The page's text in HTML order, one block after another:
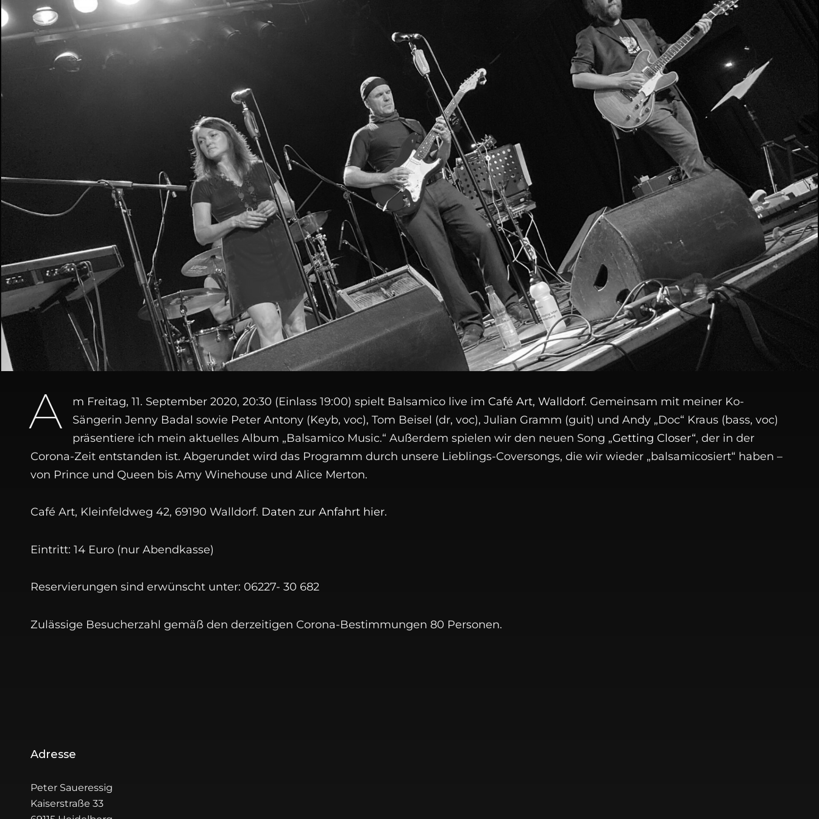
A m Freitag, 11. September 2020, 20:30 (Einlass 19:00) spielt Balsamico live im Café Art, Walldorf. Gemeinsam mit meiner Ko-
Sängerin Jenny Badal sowie Peter Antony (Keyb, voc), Tom Beisel (dr, voc), Julian Gramm (guit) und Andy „Doc“ Kraus (bass, voc)
präsentiere ich mein aktuelles Album „Balsamico Music.“ Außerdem spielen wir den neuen Song „Getting Closer“, der in der
Corona-Zeit entstanden ist. Abgerundet wird das Programm durch unsere Lieblings-Coversongs, die wir wieder „balsamicosiert“ haben –
von Prince und Queen bis Amy Winehouse und Alice Merton.
Café Art, Kleinfeldweg 42, 69190 Walldorf. Daten zur Anfahrt hier.
Eintritt: 14 Euro (nur Abendkasse)
Reservierungen sind erwünscht unter: 06227- 30 682
Zulässige Besucherzahl gemäß den derzeitigen Corona-Bestimmungen 80 Personen.
Adresse
Peter Saueressig
Kaiserstraße 33